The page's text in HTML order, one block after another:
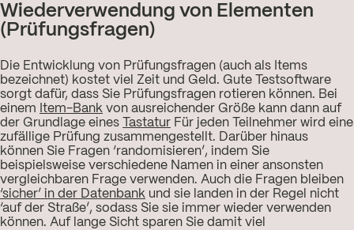
Wiederverwendung von Elementen
(Prüfungsfragen)
Die Entwicklung von Prüfungsfragen (auch als Items
bezeichnet) kostet viel Zeit und Geld. Gute Testsoftware
sorgt dafür, dass Sie Prüfungsfragen rotieren können. Bei
einem Item-Bank von ausreichender Größe kann dann auf
der Grundlage eines
Tastatur Für jeden Teilnehmer wird eine
zufällige Prüfung zusammengestellt. Darüber hinaus
können Sie Fragen ‘randomisieren’, indem Sie
beispielsweise verschiedene Namen in einer ansonsten
vergleichbaren Frage verwenden. Auch die Fragen bleiben
‘sicher’ in der Datenbank und sie landen in der Regel nicht
‘auf der Straße’, sodass Sie sie immer wieder verwenden
können. Auf lange Sicht sparen Sie damit viel